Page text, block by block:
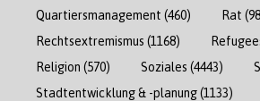
Quartiersmanagement (460) Rat
Rechtsextremismus (1168)
Religion (570) Soziales (4443)
Stadtentwicklung & -planung(1133)